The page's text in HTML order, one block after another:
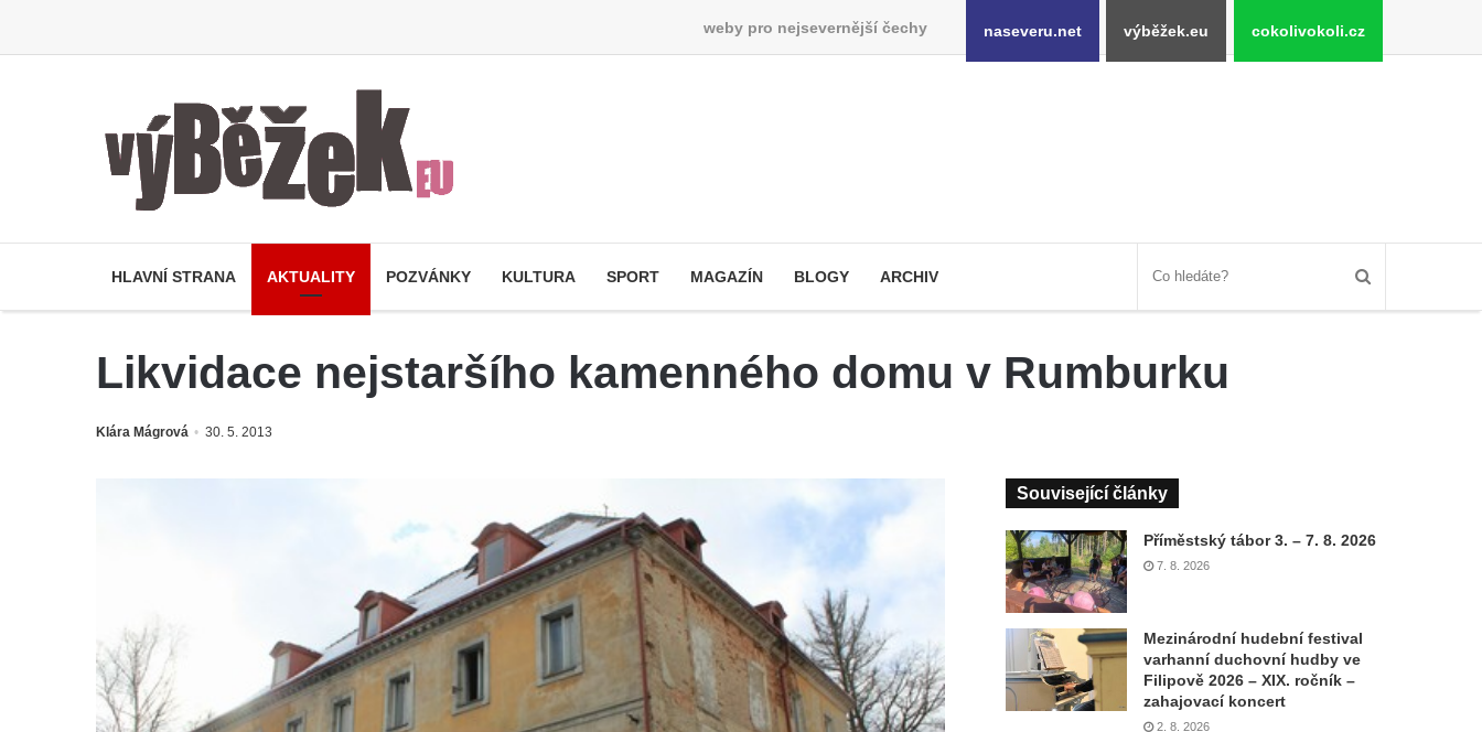
weby pro nejsevernější čechy naseveru.net výběžek.eu cokolivokoli.cz
HLAVNÍ STRANA AKTUALITY POZVÁNKY KULTURA SPORT MAGAZÍN BLOGY ARCHIV
Likvidace nejstaršího kamenného domu v Rumburku
Klára Mágrová 30. 5. 2013
Související články
Příměstský tábor 3. – 7. 8. 2026
7. 8. 2026
Mezinárodní hudební festival
varhanní duchovní hudby ve
Filipově 2026 – XIX. ročník –
zahajovací koncert
2. 8. 2026